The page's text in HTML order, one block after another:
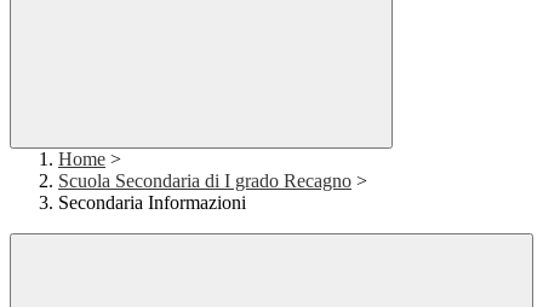
Home >
Scuola Secondaria di I grado Recagno >
Secondaria Informazioni